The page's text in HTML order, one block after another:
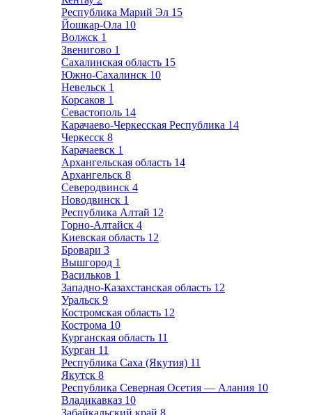
Республика Марий Эл 15
Йошкар-Ола 10
Волжск 1
Звенигово 1
Сахалинская область 15
Южно-Сахалинск 10
Невельск 1
Корсаков 1
Севастополь 14
Карачаево-Черкесская Республика 14
Черкесск 8
Карачаевск 1
Архангельская область 14
Архангельск 8
Северодвинск 4
Новодвинск 1
Республика Алтай 12
Горно-Алтайск 4
Киевская область 12
Бровари 3
Вышгород 1
Васильков 1
Западно-Казахстанская область 12
Уральск 9
Костромская область 12
Кострома 10
Курганская область 11
Курган 11
Республика Саха (Якутия) 11
Якутск 8
Республика Северная Осетия — Алания 10
Владикавказ 10
Забайкальский край 8